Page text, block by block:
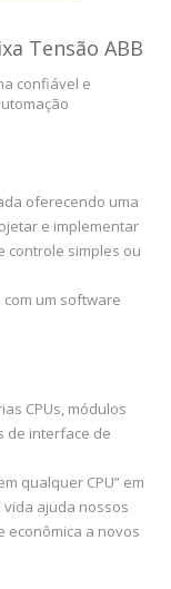
Tensão ABB
confiável e
oferecendo uma
e implementar
controle simples ou
com um software
CPUs, módulos
de interface de
qualquer CPU” em
vida ajuda nossos
econômica a novos